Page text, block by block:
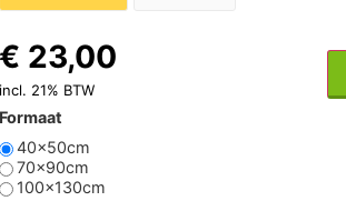
Formaat
40x50cm
70x90cm
100x130cm
€ 23,00
incl. 21% BTW